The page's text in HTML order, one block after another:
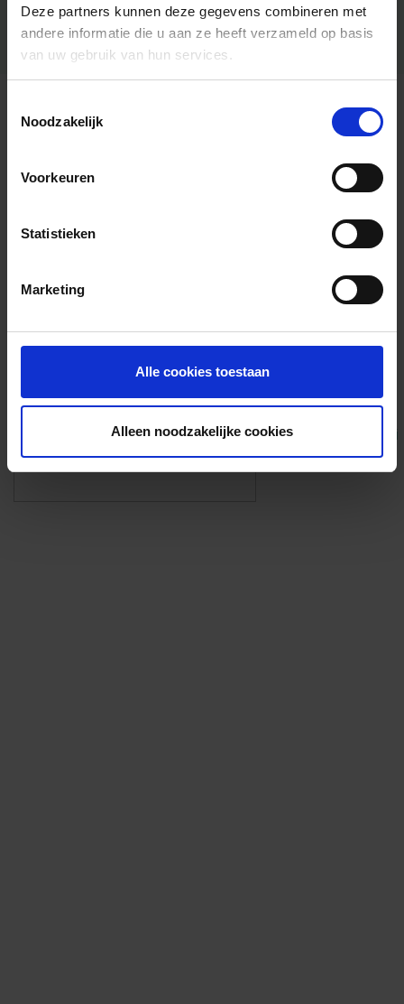
Deze partners kunnen deze gegevens combineren met
andere informatie die u aan ze heeft verzameld op basis
van uw gebruik van hun services.
Noodzakelijk
Voorkeuren
Statistieken
Marketing
Alle cookies toestaan
Alleen noodzakelijke cookies
Algemene informatie
Foto’s ({{photos.length}})
Eigen foto’s